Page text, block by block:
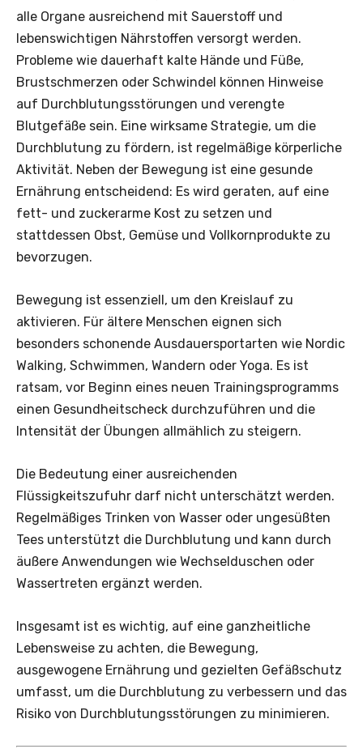
alle Organe ausreichend mit Sauerstoff und
lebenswichtigen Nährstoffen versorgt werden.
Probleme wie dauerhaft kalte Hände und Füße,
Brustschmerzen oder Schwindel können Hinweise
auf Durchblutungsstörungen und verengte
Blutgefäße sein. Eine wirksame Strategie, um die
Durchblutung zu fördern, ist regelmäßige körperliche
Aktivität. Neben der Bewegung ist eine gesunde
Ernährung entscheidend: Es wird geraten, auf eine
fett- und zuckerarme Kost zu setzen und
stattdessen Obst, Gemüse und Vollkornprodukte zu
bevorzugen.
Bewegung ist essenziell, um den Kreislauf zu
aktivieren. Für ältere Menschen eignen sich
besonders schonende Ausdauersportarten wie Nordic
Walking, Schwimmen, Wandern oder Yoga. Es ist
ratsam, vor Beginn eines neuen Trainingsprogramms
einen Gesundheitscheck durchzuführen und die
Intensität der Übungen allmählich zu steigern.
Die Bedeutung einer ausreichenden
Flüssigkeitszufuhr darf nicht unterschätzt werden.
Regelmäßiges Trinken von Wasser oder ungesüßten
Tees unterstützt die Durchblutung und kann durch
äußere Anwendungen wie Wechselduschen oder
Wassertreten ergänzt werden.
Insgesamt ist es wichtig, auf eine ganzheitliche
Lebensweise zu achten, die Bewegung,
ausgewogene Ernährung und gezielten Gefäßschutz
umfasst, um die Durchblutung zu verbessern und das
Risiko von Durchblutungsstörungen zu minimieren.